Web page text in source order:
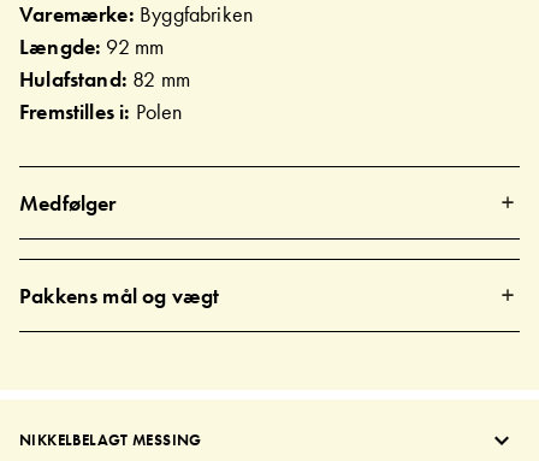
Varemærke: Byggfabriken
Længde: 92 mm
Hulafstand: 82 mm
Fremstilles i: Polen
Medfølger
Pakkens mål og vægt
NIKKELBELAGT MESSING